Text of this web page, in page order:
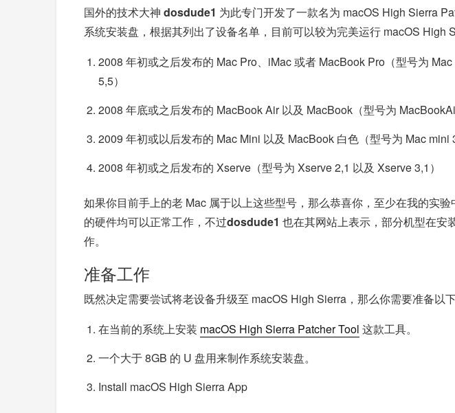
国外的技术大神 dosdude1 为此专门开发了一款名为 macOS High Sierra
系统安装盘，根据其列出了设备名单，目前可以较为完美运行 macOS High
2008 年初或之后发布的 Mac Pro、iMac 或者 MacBook Pro（型号为
5,5）
2008 年底或之后发布的 MacBook Air 以及 MacBook（型号为
2009 年初或以后发布的 Mac Mini 以及 MacBook 白色（型号为 Mac mini
2008 年初或之后发布的 Xserve（型号为 Xserve 2,1 以及 Xserve 3,1）
如果你目前手上的老 Mac 属于以上这些型号，那么恭喜你，至少在我的实
的硬件均可以正常工作，不过dosdude1 也在其网站上表示，部分机型在安
作。
准备工作
既然决定需要尝试将老设备升级至 macOS High Sierra，那么你需要准备以
在当前的系统上安装 macOS High Sierra Patcher Tool 这款工具。
一个大于 8GB 的 U 盘用来制作系统安装盘。
Install macOS High Sierra App